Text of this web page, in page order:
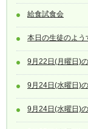
給食試食会
本日の生徒のよう
9月22日(月曜日)
9月24日(水曜日)
9月24日(水曜日)